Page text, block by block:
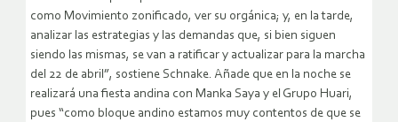
como Movimiento zonificado, ver su orgánica; y, en la tarde,
analizar las estrategias y las demandas que, si bien siguen
siendo las mismas, se van a ratificar y actualizar para la marcha
del 22 de abril”, sostiene Schnake. Añade que en la noche se
realizará una fiesta andina con Manka Saya y el Grupo Huari,
pues “como bloque andino estamos muy contentos de que se